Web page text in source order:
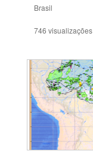
Brasil
746 visualizações